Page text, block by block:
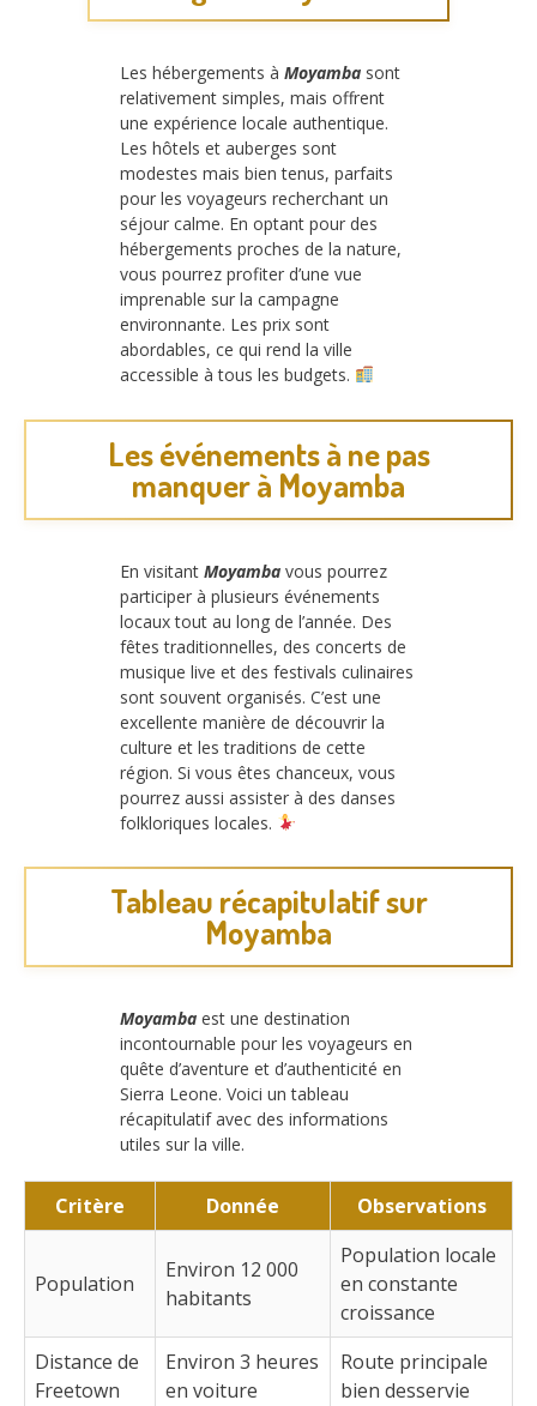
Les hébergements à Moyamba sont
relativement simples, mais offrent
une expérience locale authentique.
Les hôtels et auberges sont
modestes mais bien tenus, parfaits
pour les voyageurs recherchant un
séjour calme. En optant pour des
hébergements proches de la nature,
vous pourrez profiter d’une vue
imprenable sur la campagne
environnante. Les prix sont
abordables, ce qui rend la ville
accessible à tous les budgets.
Les événements à ne pas
manquer à Moyamba
En visitant Moyamba vous pourrez
participer à plusieurs événements
locaux tout au long de l’année. Des
fêtes traditionnelles, des concerts de
musique live et des festivals culinaires
sont souvent organisés. C’est une
excellente manière de découvrir la
culture et les traditions de cette
région. Si vous êtes chanceux, vous
pourrez aussi assister à des danses
folkloriques locales.
Tableau récapitulatif sur
Moyamba
Moyamba est une destination
incontournable pour les voyageurs en
quête d’aventure et d’authenticité en
Sierra Leone. Voici un tableau
récapitulatif avec des informations
utiles sur la ville.
Critère Donnée Observations
Population
Environ 12 000
habitants
Population locale
en constante
croissance
Distance de
Freetown
Environ 3 heures
en voiture
Route principale
bien desservie